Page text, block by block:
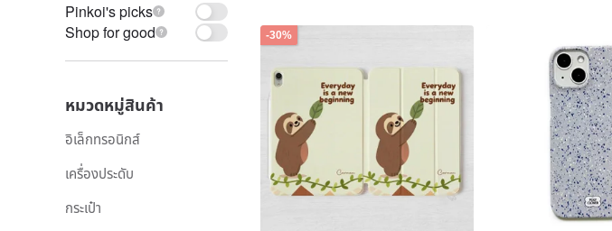
Pinkoi's picks
Shop for good
หมวดหมู่สินค้า
อิเล็กทรอนิกส์
เครื่องประดับ
กระเป๋า
-30%